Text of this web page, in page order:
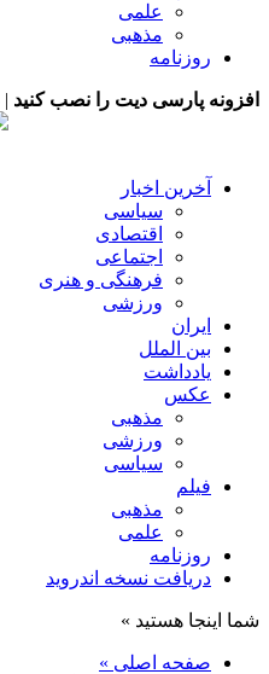
علمی
مذهبی
روزنامه
افزونه پارسی دیت را نصب کنید |
آخرین اخبار
سیاسی
اقتصادی
اجتماعی
فرهنگی و هنری
ورزشی
ایران
بین الملل
یادداشت
عکس
مذهبی
ورزشی
سیاسی
فیلم
مذهبی
علمی
روزنامه
دریافت نسخه اندروید
شما اینجا هستید »
صفحه اصلی »